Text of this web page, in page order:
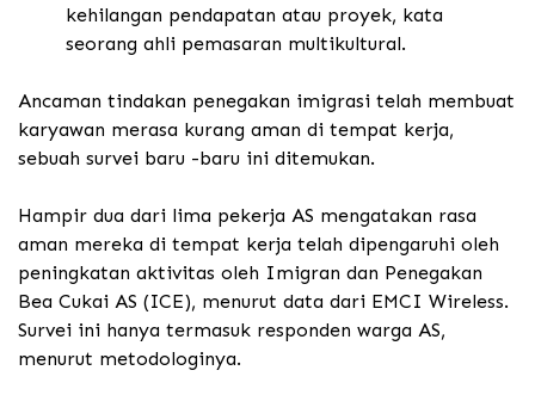
kehilangan pendapatan atau proyek, kata
seorang ahli pemasaran multikultural.
Ancaman tindakan penegakan imigrasi telah membuat
karyawan merasa kurang aman di tempat kerja,
sebuah survei baru -baru ini ditemukan.
Hampir dua dari lima pekerja AS mengatakan rasa
aman mereka di tempat kerja telah dipengaruhi oleh
peningkatan aktivitas oleh Imigran dan Penegakan
Bea Cukai AS (ICE), menurut data dari EMCI Wireless.
Survei ini hanya termasuk responden warga AS,
menurut metodologinya.